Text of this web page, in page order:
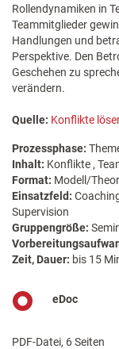
Rollendynamiken in
Teammitglieder
Handlungen und
Perspektive. Den
Geschehen zu
verändern.
Quelle: Konflikte
Prozessphase:
Inhalt: Konflikte ,
Format: Modell/
Einsatzfeld:
Supervision
Gruppengröße:
Zeit, Dauer: bis 15
eDoc
PDF-Datei, 6 Seiten